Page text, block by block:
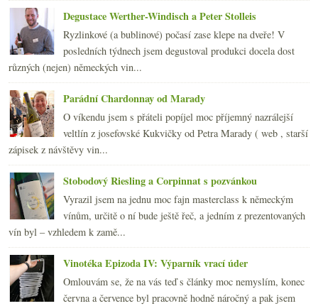
2012(254)
►2011(252)
►2010(249)
► 2009 (249)
2008
►2007(108)
Degustace Werther-Windisch a Peter Stolleis
Ryzlinkové (a bublinové) počasí zase klepe na dveře! V
posledních týdnech jsem degustoval produkci docela dost
různých (nejen) německých vin...
Parádní Chardonnay od Marady
O víkendu jsem s přáteli popíjel moc příjemný nazrálejší
veltlín z josefovské Kukvičky od Petra Marady ( web , starší
zápisek z návštěvy vin...
Stobodový Riesling a Corpinnat s pozvánkou
Vyrazil jsem na jednu moc fajn masterclass k německým
vínům, určitě o ní bude ještě řeč, a jedním z prezentovaných
vín byl – vzhledem k zamě...
Vinotéka Epizoda IV: Výparník vrací úder
Omlouvám se, že na vás teď s články moc nemyslím, konec
června a července byl pracovně hodně náročný a pak jsem